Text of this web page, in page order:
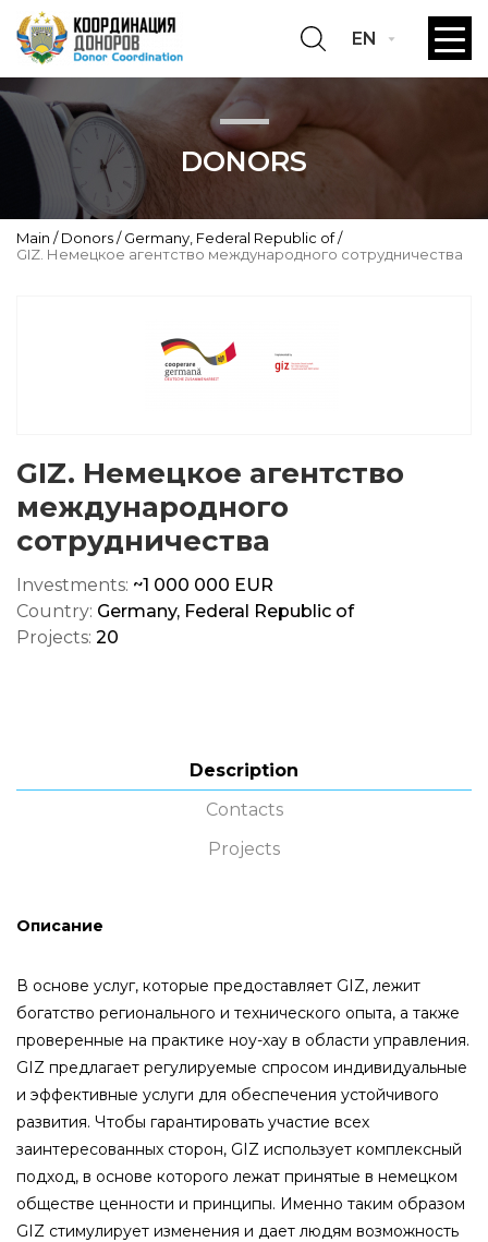
EN
DONORS
Main Donors
Germany, Federal Republic of
GIZ. Немецкое агентство международного сотрудничества
GIZ. Немецкое агентство
международного
сотрудничества
Investments: ~1 000 000 EUR
Country: Germany, Federal Republic of
Projects: 20
Description
Contacts
Projects
Описание
В основе услуг, которые предоставляет GIZ, лежит
богатство регионального и технического опыта, а также
проверенные на практике ноу-хау в области управления.
GIZ предлагает регулируемые спросом индивидуальные
и эффективные услуги для обеспечения устойчивого
развития. Чтобы гарантировать участие всех
заинтересованных сторон, GIZ использует комплексный
подход, в основе которого лежат принятые в немецком
обществе ценности и принципы. Именно таким образом
GIZ стимулирует изменения и дает людям возможность